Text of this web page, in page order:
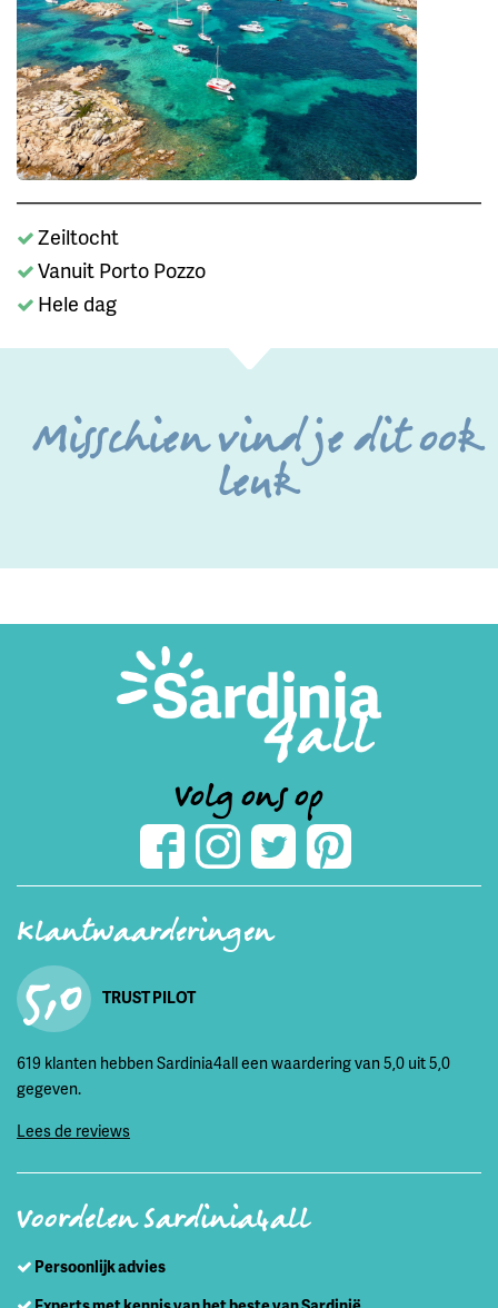
Zeiltocht
Vanuit Porto Pozzo
Hele dag
Misschien vind je dit ook
leuk
Volg ons op
Klantwaarderingen
5,0 TRUST PILOT
619 klanten hebben Sardinia4all een waardering van 5,0 uit 5,0
gegeven.
Lees de reviews
Voordelen Sardinia4all
Persoonlijk advies